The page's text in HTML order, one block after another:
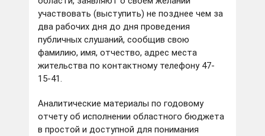
участвовать (выступить) не позднее чем за
два рабочих дня до дня проведения
публичных слушаний, сообщив свою
фамилию, имя, отчество, адрес места
жительства по контактному телефону 47-
15-41.
Аналитические материалы по годовому
отчету об исполнении областного бюджета
в простой и доступной для понимания